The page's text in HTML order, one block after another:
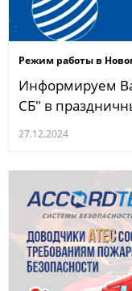
Режим работы в
Информируем
СБ" в
27.12.2024